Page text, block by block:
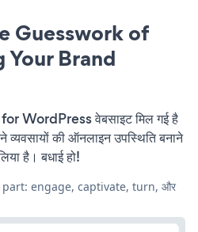
Guesswork of
Your Brand
WordPress वेबसाइट मिल गई है
की ऑनलाइन उपस्थिति बनाने
है। बधाई हो!
part: engage, captivate, turn, और